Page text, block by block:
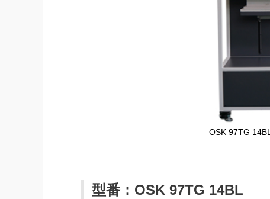
OSK 97TG
型番：OSK 97TG 14BL